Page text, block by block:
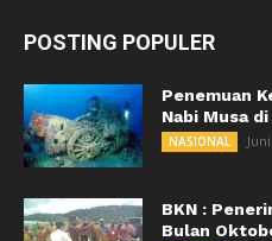
POSTING POPULER
Penemuan
Nabi Musa
NASIONAL
BKN :
Bulan